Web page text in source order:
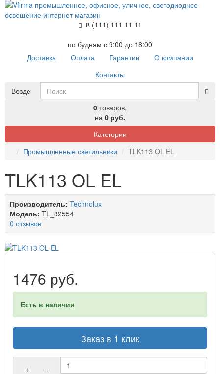
8 (111) 111 11 11
по будням с 9:00 до 18:00
Доставка
Оплата Гарантии
О компании
Контакты
Везде
0 товаров,
на 0 руб.
Категории
Промышленные светильники
TLK113 OL EL
TLK113 OL EL
Производитель: Technolux
Модель: TL_82554
0 отзывов
1476 руб.
Есть в наличии
Заказ в 1 клик
+ −